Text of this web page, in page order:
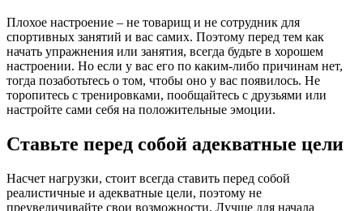
Плохое настроение – не товарищ и не сотрудник для
спортивных занятий и вас самих. Поэтому перед тем как
начать упражнения или занятия, всегда будьте в хорошем
настроении. Но если у вас его по каким-либо причинам нет,
тогда позаботьтесь о том, чтобы оно у вас появилось. Не
торопитесь с тренировками, пообщайтесь с друзьями или
настройте сами себя на положительные эмоции.
Ставьте перед собой адекватные цели
Насчет нагрузки, стоит всегда ставить перед собой
реалистичные и адекватные цели, поэтому не
преувеличивайте свои возможности. Лучше для начала